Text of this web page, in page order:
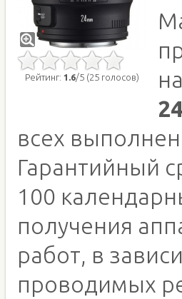
Рейтинг: 1.6/5 (25 голосов)
всех
Гарантийный
100
получения
работ, в
проводимых